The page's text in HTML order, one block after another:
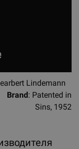
Lindemann
Brand: Patented in
Sins, 1952